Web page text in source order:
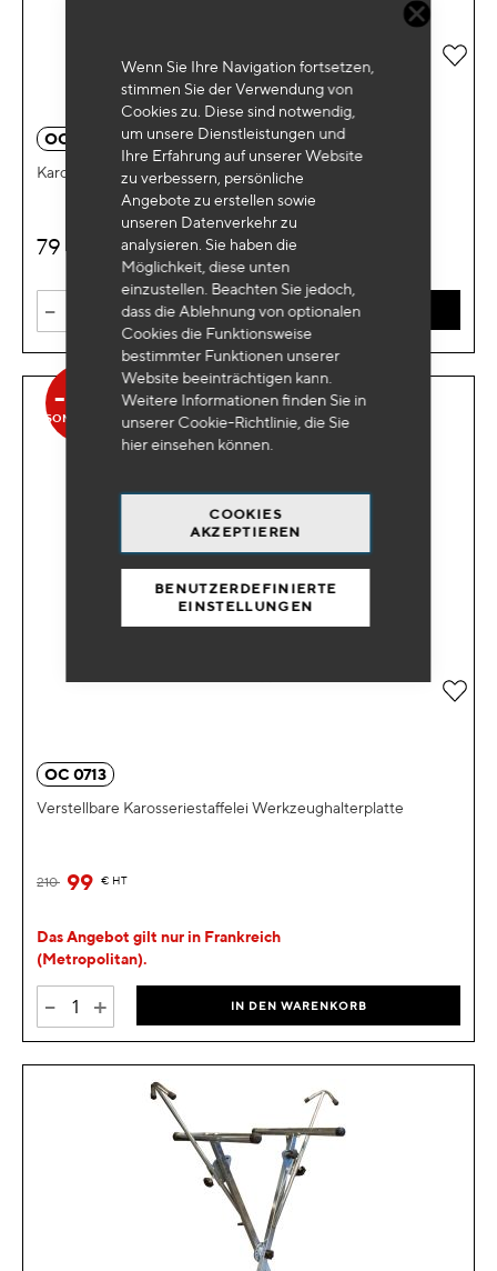
Wenn Sie Ihre Navigation fortsetzen,
stimmen Sie der Verwendung von
Cookies zu. Diese sind notwendig,
um unsere Dienstleistungen und
Ihre Erfahrung auf unserer Website
zu verbessern, persönliche
Angebote zu erstellen sowie
unseren Datenverkehr zu
analysieren. Sie haben die
Möglichkeit, diese unten
einzustellen. Beachten Sie jedoch,
dass die Ablehnung von optionalen
Cookies die Funktionsweise
bestimmter Funktionen unserer
Website beeinträchtigen kann.
Weitere Informationen finden Sie in
unserer Cookie-Richtlinie, die Sie
hiereinsehen können.
COOKIES
AKZEPTIEREN
BENUTZERDEFINIERTE
EINSTELLUNGEN
OC 0724
Karosseriestaffelei mit Abdeckplane
79
- IN DEN WARENKORB
Zur
-52%
SONDERANGEBOT
OC 0713
Verstellbare Karosseriestaffelei Werkzeughalterplatte
99 € HT
210
Das Angebot gilt nur in Frankreich
(Metropolitan).
- + IN DEN WARENKORB
Zur